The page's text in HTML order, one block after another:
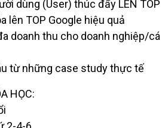
dùng (User) thúc đẩy LÊN TOP
lên TOP Google hiệu quả
doanh thu cho doanh nghiệp/cá
từ những case study thực tế
HỌC: